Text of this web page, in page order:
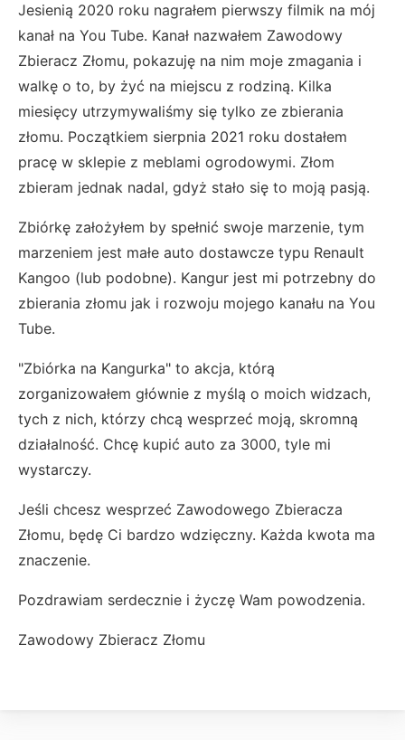
Jesienią 2020 roku nagrałem pierwszy filmik na mój
kanał na You Tube. Kanał nazwałem Zawodowy
Zbieracz Złomu, pokazuję na nim moje zmagania i
walkę o to, by żyć na miejscu z rodziną. Kilka
miesięcy utrzymywaliśmy się tylko ze zbierania
złomu. Początkiem sierpnia 2021 roku dostałem
pracę w sklepie z meblami ogrodowymi. Złom
zbieram jednak nadal, gdyż stało się to moją pasją.
Zbiórkę założyłem by spełnić swoje marzenie, tym
marzeniem jest małe auto dostawcze typu Renault
Kangoo (lub podobne). Kangur jest mi potrzebny do
zbierania złomu jak i rozwoju mojego kanału na You
Tube.
"Zbiórka na Kangurka" to akcja, którą
zorganizowałem głównie z myślą o moich widzach,
tych z nich, którzy chcą wesprzeć moją, skromną
działalność. Chcę kupić auto za 3000, tyle mi
wystarczy.
Jeśli chcesz wesprzeć Zawodowego Zbieracza
Złomu, będę Ci bardzo wdzięczny. Każda kwota ma
znaczenie.
Pozdrawiam serdecznie i życzę Wam powodzenia.
Zawodowy Zbieracz Złomu